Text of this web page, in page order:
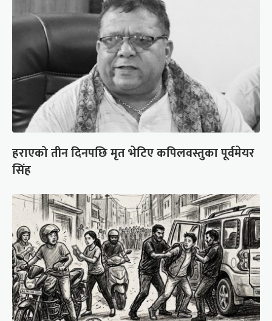
हराएको तीन दिनपछि मृत भेटिए कपिलवस्तुका पूर्वमेयर
सिंह